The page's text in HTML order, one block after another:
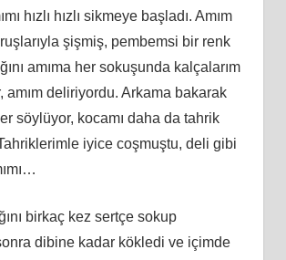
hızlı hızlı sikmeye başladı. Amım
şişmiş, pembemsi bir renk
amıma her sokuşunda kalçalarım
amım deliriyordu. Arkama bakarak
söylüyor, kocamı daha da tahrik
iyice coşmuştu, deli gibi
birkaç kez sertçe sokup
dibine kadar kökledi ve içimde